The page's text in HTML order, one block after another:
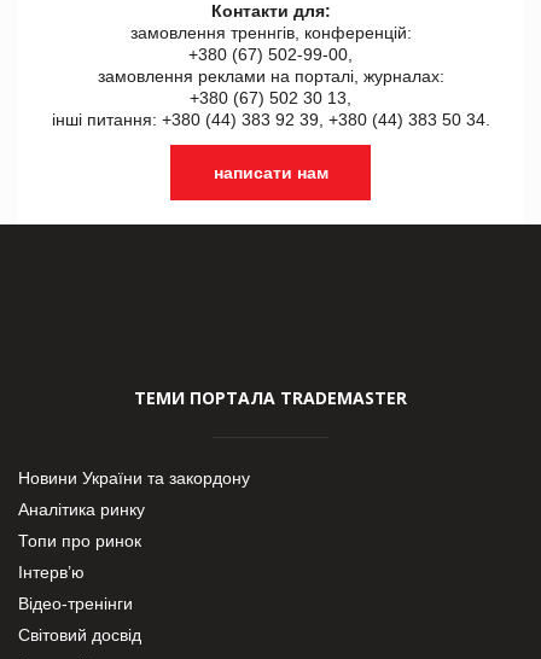
Контакти для:
замовлення треннгів, конференцій:
+380 (67) 502-99-00,
замовлення реклами на порталі, журналах:
+380 (67) 502 30 13,
інші питання: +380 (44) 383 92 39, +380 (44) 383 50 34.
написати нам
ТЕМИ ПОРТАЛА TRADEMASTER
Новини України та закордону
Аналітика ринку
Топи про ринок
Інтерв’ю
Відео-тренінги
Світовий досвід